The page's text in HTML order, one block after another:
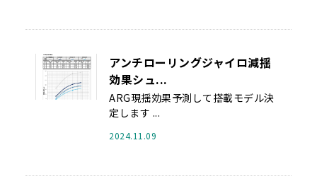
アンチローリングジャイロ減揺
効果シュ...
ARG現揺効果予測して搭載モデル決
定します ...
2024.11.09